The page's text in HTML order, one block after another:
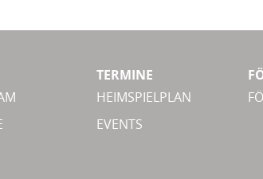
TERMINE
HEIMSPIELPLAN
EVENTS